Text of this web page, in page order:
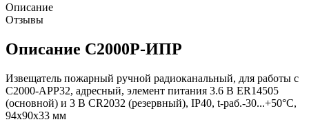
Описание
Отзывы
Описание С2000Р-ИПР
Извещатель пожарный ручной радиоканальный, для работы с
С2000-АРР32, адресный, элемент питания 3.6 В ER14505
(основной) и 3 В CR2032 (резервный), IP40, t-раб.-30...+50°C,
94х90х33 мм